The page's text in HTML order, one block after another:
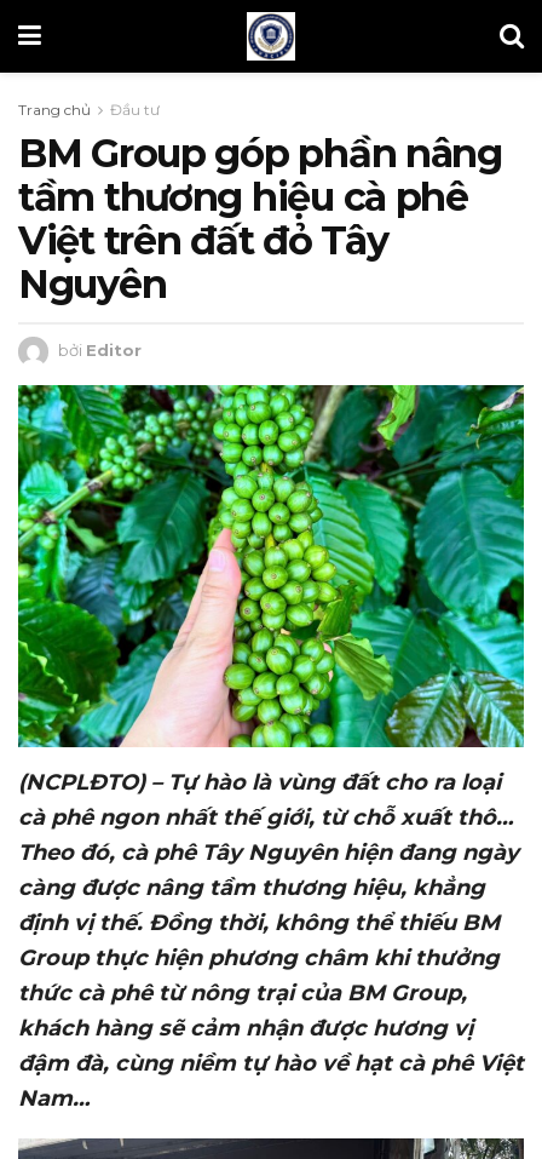
Trang chủ Đầu tư
BM Group góp phần nâng
tầm thương hiệu cà phê
Việt trên đất đỏ Tây
Nguyên
bởi Editor
(NCPLĐTO) – Tự hào là vùng đất cho ra loại
cà phê ngon nhất thế giới, từ chỗ xuất thô…
Theo đó, cà phê Tây Nguyên hiệnđang ngày
càng được nâng tầm thương hiệu, khẳng
định vị thế. Đồng thời, không thể thiếu BM
Group thực hiện phương châm khi thưởng
thức cà phê từ nông trại của BM Group,
khách hàng sẽ cảm nhận được hương vị
đậm đà, cùng niềm tự hào về hạt cà phê Việt
Nam…